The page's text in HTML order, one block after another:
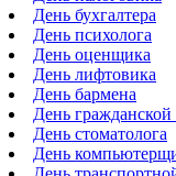
День бухгалтера
День психолога
День оценщика
День лифтовика
День бармена
День
День стоматолога
День